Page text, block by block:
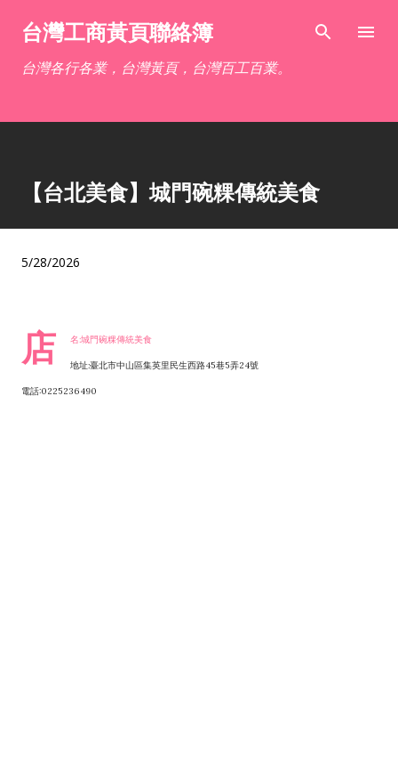
跳到主要內容
台灣工商黃頁聯絡簿
台灣各行各業，台灣黃頁，台灣百工百業。
【台北美食】城門碗粿傳統美食
5/28/2026
店 名:城門碗粿傳統美食
地址:臺北市中山區集英里民生西路45巷5弄24號
電話:0225236490